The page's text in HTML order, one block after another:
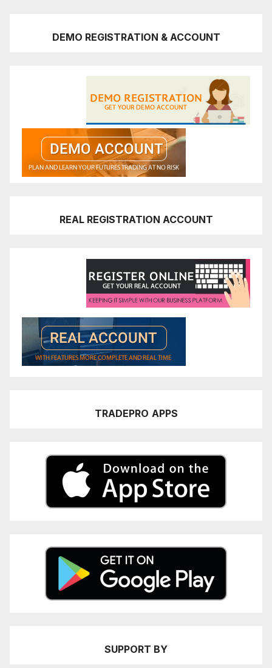
DEMO REGISTRATION & ACCOUNT
REAL REGISTRATION ACCOUNT
TRADEPRO APPS
SUPPORT BY